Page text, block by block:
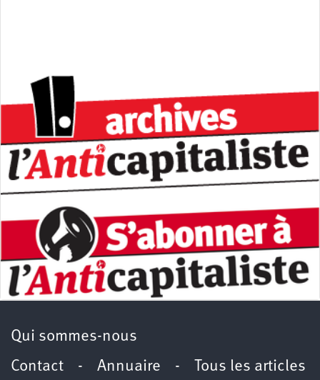
Qui sommes-nous
Contact - Annuaire -
Tous les articles